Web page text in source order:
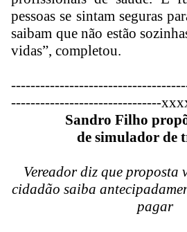
pessoas se sintam seguras
saibam que não estão
vidas”, completou.
------------------------------
-------------------------------
Sandro Filho
de simulador de
Vereador diz que proposta
cidadão saiba
pagar